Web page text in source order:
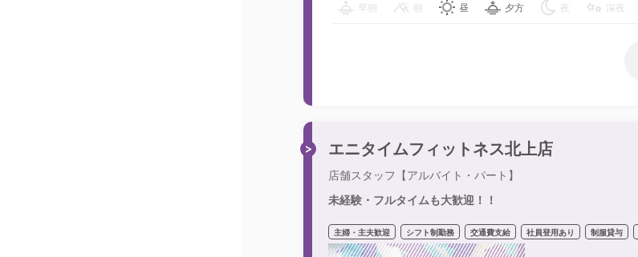
早朝 朝 昼 夕方 夜 深夜
エニタイムフィットネス北上店
店舗スタッフ【アルバイト・パート】
未経験・フルタイムも大歓迎！！
主婦・主夫歓迎 シフト制勤務 交通費支給 社員登用あり 制服貸与